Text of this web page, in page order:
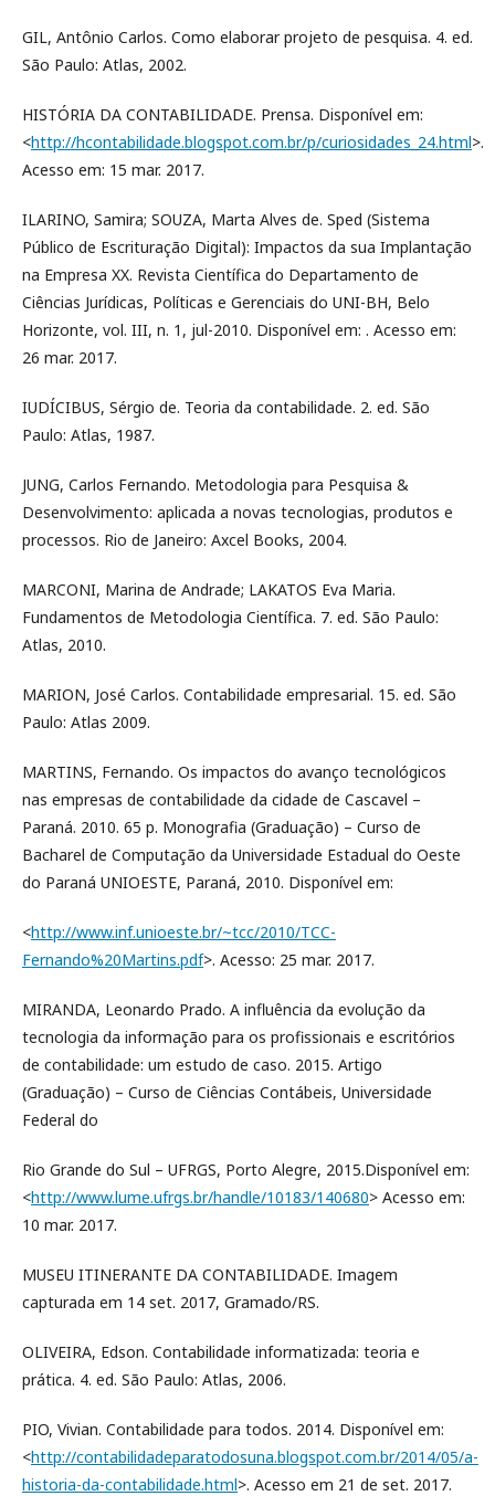
GIL, Antônio Carlos. Como elaborar projeto de pesquisa. 4. ed.
São Paulo: Atlas, 2002.
HISTÓRIA DA CONTABILIDADE. Prensa. Disponível em:
<http://hcontabilidade.blogspot.com.br/p/curiosidades_24.html>.
Acesso em: 15 mar. 2017.
ILARINO, Samira; SOUZA, Marta Alves de. Sped (Sistema
Público de Escrituração Digital): Impactos da sua Implantação
na Empresa XX. Revista Científica do Departamento de
Ciências Jurídicas, Políticas e Gerenciais do UNI-BH, Belo
Horizonte, vol. III, n. 1, jul-2010. Disponível em: . Acesso em:
26 mar. 2017.
IUDÍCIBUS, Sérgio de. Teoria da contabilidade. 2. ed. São
Paulo: Atlas, 1987.
JUNG, Carlos Fernando. Metodologia para Pesquisa &
Desenvolvimento: aplicada a novas tecnologias, produtos e
processos. Rio de Janeiro: Axcel Books, 2004.
MARCONI, Marina de Andrade; LAKATOS Eva Maria.
Fundamentos de Metodologia Científica. 7. ed. São Paulo:
Atlas, 2010.
MARION, José Carlos. Contabilidade empresarial. 15. ed. São
Paulo: Atlas 2009.
MARTINS, Fernando. Os impactos do avanço tecnológicos
nas empresas de contabilidade da cidade de Cascavel –
Paraná. 2010. 65 p. Monografia (Graduação) – Curso de
Bacharel de Computação da Universidade Estadual do Oeste
do Paraná UNIOESTE, Paraná, 2010. Disponível em:
<http://www.inf.unioeste.br/~tcc/2010/TCC-
Fernando%20Martins.pdf>. Acesso: 25 mar. 2017.
MIRANDA, Leonardo Prado. A influência da evolução da
tecnologia da informação para os profissionais e escritórios
de contabilidade: um estudo de caso. 2015. Artigo
(Graduação) – Curso de Ciências Contábeis, Universidade
Federal do
Rio Grande do Sul – UFRGS, Porto Alegre, 2015.Disponível em:
<http://www.lume.ufrgs.br/handle/10183/140680> Acesso em:
10 mar. 2017.
MUSEU ITINERANTE DA CONTABILIDADE. Imagem
capturada em 14 set. 2017, Gramado/RS.
OLIVEIRA, Edson. Contabilidade informatizada: teoria e
prática. 4. ed. São Paulo: Atlas, 2006.
PIO, Vivian. Contabilidade para todos. 2014. Disponível em:
<http://contabilidadeparatodosuna.blogspot.com.br/2014/05/a-
historia-da-contabilidade.html>. Acesso em 21 de set. 2017.